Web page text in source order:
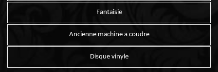
Fantaisie
Ancienne machine a coudre
Disque vinyle